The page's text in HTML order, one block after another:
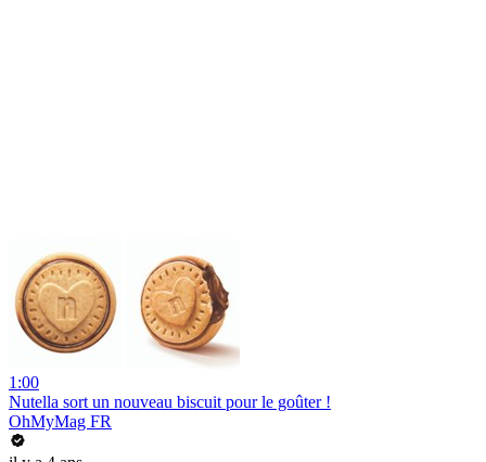
1:00
Nutella sort un nouveau biscuit pour le goûter !
OhMyMag FR